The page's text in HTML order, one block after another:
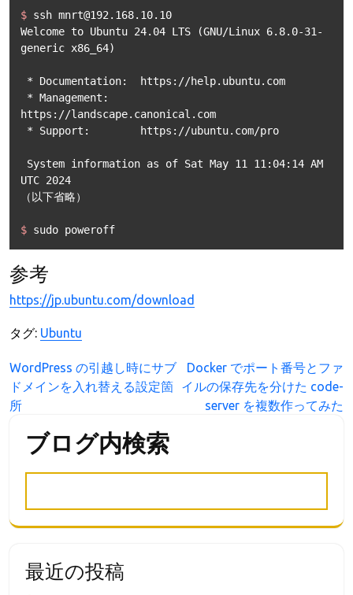
$ ssh mnrt@192.168.10.10
Welcome to Ubuntu 24.04 LTS (GNU/Linux 6.8.0-31-
generic x86_64)
https://landscape.canonical.com
UTC 2024
$ sudo poweroff
参考
https://jp.ubuntu.com/download
タグ: Ubuntu
投
稿
ナ
ビ
シ
ョ
ン
WordPress の引越し時にサブ
ドメインを入れ替える設定箇
所
Docker でポート番号とファ
イルの保存先を分けた code-
server を複数作ってみた
ブログ内検索
最近の投稿